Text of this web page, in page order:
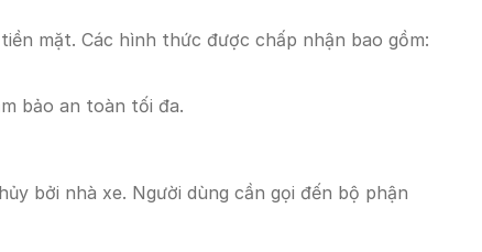
mặt. Các hình thức được chấp nhận bao gồm:
bảo an toàn tối đa.
bởi nhà xe. Người dùng cần gọi đến bộ phận